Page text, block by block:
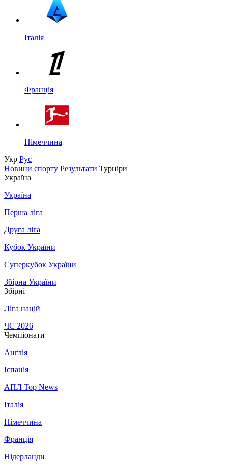
Італія
Франція
Німеччина
Укр Рус
Новини спорту Результати Турніри
Україна
Україна
Перша ліга
Друга ліга
Кубок України
Суперкубок України
Збірна України
Збірні
Ліга націй
ЧС 2026
Чемпіонати
Англія
Іспанія
АПЛ Top News
Італія
Німеччина
Франція
Нідерланди